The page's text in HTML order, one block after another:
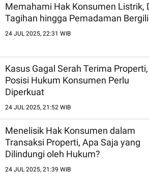
Memahami Hak Konsumen Listrik,
Tagihan hingga Pemadaman
24 JUL 2025, 22:31 WIB
Kasus Gagal Serah Terima Properti,
Posisi Hukum Konsumen Perlu
Diperkuat
24 JUL 2025, 21:52 WIB
Menelisik Hak Konsumen dalam
Transaksi Properti, Apa Saja yang
Dilindungi oleh Hukum?
24 JUL 2025, 21:39 WIB